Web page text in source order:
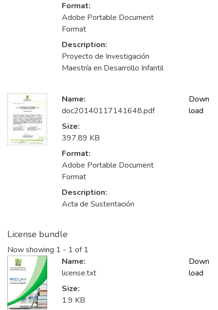
Format:
Adobe Portable Document
Format
Description:
Proyecto de Investigación
Maestría en Desarrollo Infantil
Name:
doc20140117141648.pdf
Size:
397.89 KB
Format:
Adobe Portable Document
Format
Description:
Acta de Sustentación
Down
load
License bundle
Now showing 1 - 1 of 1
Name:
license.txt
Size:
1.9 KB
Down
load